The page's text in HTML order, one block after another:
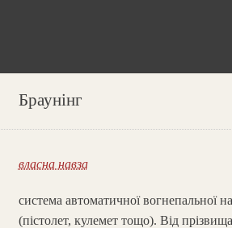
Браунінг
власна навза
система автоматичної вогнепальної
(пістолет, кулемет тощо). Від